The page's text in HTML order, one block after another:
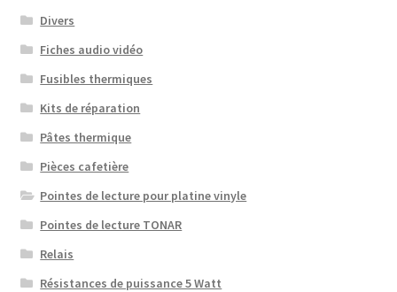
Divers
Fiches audio vidéo
Fusibles thermiques
Kits de réparation
Pâtes thermique
Pièces cafetière
Pointes de lecture pour platine vinyle
Pointes de lecture TONAR
Relais
Résistances de puissance 5 Watt